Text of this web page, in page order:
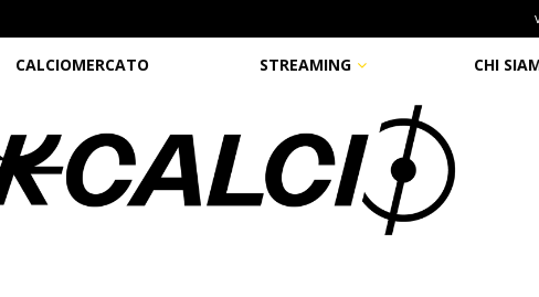
CALCIOMERCATO STREAMING CHI